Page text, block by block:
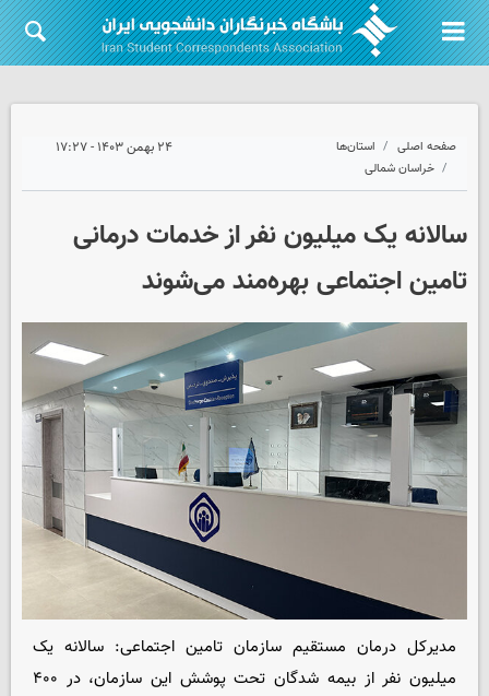
صفحه اصلی
استان‌ها
خراسان شمالی
۲۴ بهمن ۱۴۰۳ - ۱۷:۲۷
سالانه یک میلیون نفر از خدمات درمانی
تامین اجتماعی بهره‌مند می‌شوند
مدیرکل درمان مستقیم سازمان تامین اجتماعی: سالانه یک
میلیون نفر از بیمه شدگان تحت پوشش این سازمان، در ۴۰۰